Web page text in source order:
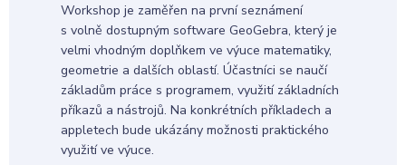
Workshop je zaměřen na první seznámení
s volně dostupným software GeoGebra, který je
velmi vhodným doplňkem ve výuce matematiky,
geometrie a dalších oblastí. Účastníci se naučí
základům práce s programem, využití základních
příkazů a nástrojů. Na konkrétních příkladech a
appletech bude ukázány možnosti praktického
využití ve výuce.